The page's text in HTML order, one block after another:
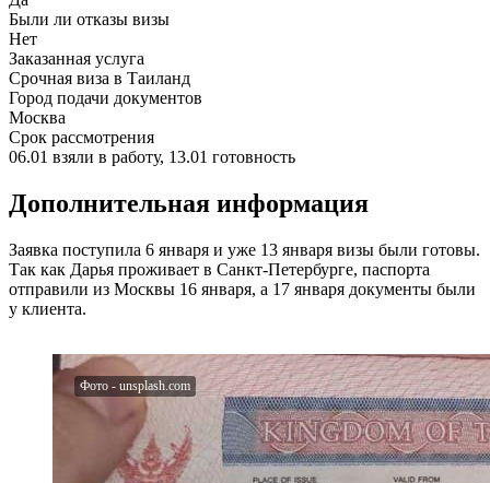
Были ли отказы визы
Нет
Заказанная услуга
Срочная виза в Таиланд
Город подачи документов
Москва
Срок рассмотрения
06.01 взяли в работу, 13.01 готовность
Дополнительная информация
Заявка поступила 6 января и уже 13 января визы были готовы.
Так как Дарья проживает в Санкт-Петербурге, паспорта
отправили из Москвы 16 января, а 17 января документы были
у клиента.